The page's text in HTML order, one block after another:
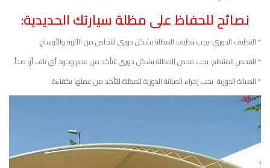
نصائح للحفاظ على مظلة سيارتك الحديدية:
* التنظيف الدوري: يجب تنظيف المظلة بشكل دوري للتخلص من الأتربة والأوساخ.
* الفحص المنتظم: يجب فحص المظلة بشكل دوري للتأكد من عدم وجود أي تلف أو صدأ.
* الصيانة الدورية: يجب إجراء الصيانة الدورية للمظلة للتأكد من عملها بكفاءة.